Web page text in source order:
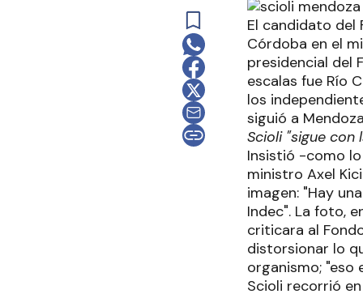
El candidato del
Córdoba en el
presidencial del
escalas fue Río
los
siguió a
Scioli "sigue con
Insistió -como
ministro Axel
imagen: "Hay
Indec". La foto,
criticara al
distorsionar lo
organismo; "eso
Scioli recorrió